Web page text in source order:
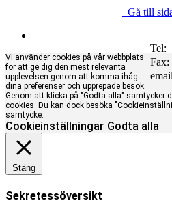
Gå till
Tel:
Fax:
Vi använder cookies på vår webbplats
för att ge dig den mest relevanta
upplevelsen genom att komma ihåg
dina preferenser och upprepade besök.
Genom att klicka på "Godta alla" samtycker
cookies. Du kan dock besöka
samtycke.
Cookieinställningar Godta alla
Stäng
Sekretessöversikt